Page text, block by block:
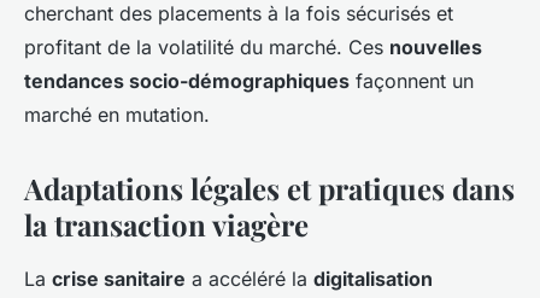
cherchant des placements à la fois sécurisés et
profitant de la volatilité du marché. Ces nouvelles
tendances socio-démographiques façonnent un
marché en mutation.
Adaptations légales et pratiques dans
la transaction viagère
La crise sanitaire a accéléré la digitalisation